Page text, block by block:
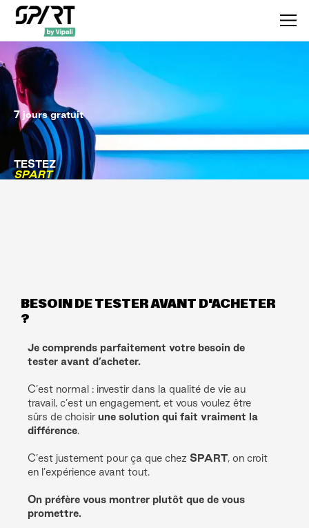
7 jours gratuit
TESTEZ
SPART
BESOIN DE TESTER AVANT D'ACHETER
?
Je comprends parfaitement votre besoin de
tester avant d’acheter.
C’est normal : investir dans la qualité de vie au
travail, c’est un engagement, et vous voulez être
sûrs de choisir une solution qui fait vraiment la
différence.
C’est justement pour ça que chez SPART, on croit
en l’expérience avant tout.
On préfère vous montrer plutôt que de vous
promettre.